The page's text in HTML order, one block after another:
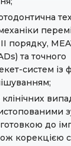
порядку,
та точного
систем із
до
корекцією